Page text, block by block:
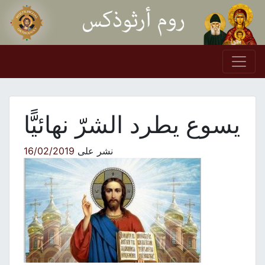
Skip to content
Main Navigation
يسوع يطرد الشرّ نهائيًّا
نشر على16/02/2019